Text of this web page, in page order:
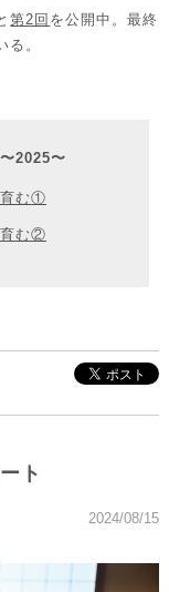
第2回 を公開中。最終
。
2025〜
育む①
育む②
ト
2024/08/15